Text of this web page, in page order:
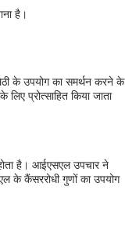
है।
के उपयोग का समर्थन करने के
प्रोत्साहित किया जाता
है। आईएसएल उपचार ने
के कैंसररोधी गुणों का उपयोग